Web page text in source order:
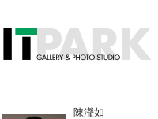
陳瀅如